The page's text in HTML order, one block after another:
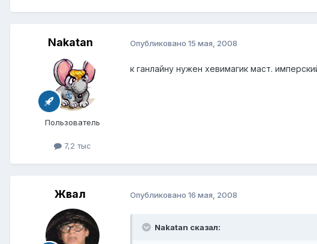
Nakatan
Пользователь
7,2 тыс
Опубликовано 15 мая, 2008
к ганлайну нужен хевимагик маст.
Жвал Опубликовано 16 мая, 2008
Nakatan сказал: